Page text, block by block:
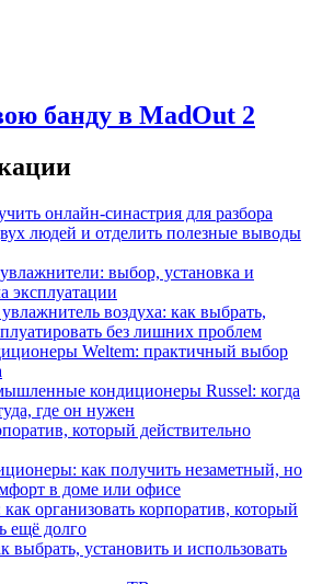
банду в MadOut 2
онлайн-синастрия для разбора
людей и отделить полезные выводы
выбор, установка и
эксплуатации
воздуха: как выбрать,
без лишних проблем
Weltem: практичный выбор
кондиционеры Russel: когда
где он нужен
который действительно
как получить незаметный, но
в доме или офисе
организовать корпоратив, который
ещё долго
выбрать, установить и использовать